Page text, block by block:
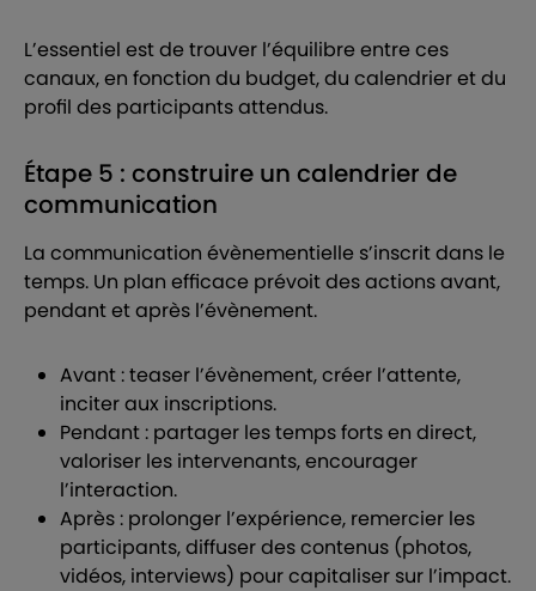
L’essentiel est de trouver l’équilibre entre ces
canaux, en fonction du budget, du calendrier et du
profil des participants attendus.
Étape 5 : construire un calendrier de
communication
La communication évènementielle s’inscrit dans le
temps. Un plan efficace prévoit des actions avant,
pendant et après l’évènement.
Avant : teaser l’évènement, créer l’attente,
inciter aux inscriptions.
Pendant : partager les temps forts en direct,
valoriser les intervenants, encourager
l’interaction.
Après : prolonger l’expérience, remercier les
participants, diffuser des contenus (photos,
vidéos, interviews) pour capitaliser sur l’impact.